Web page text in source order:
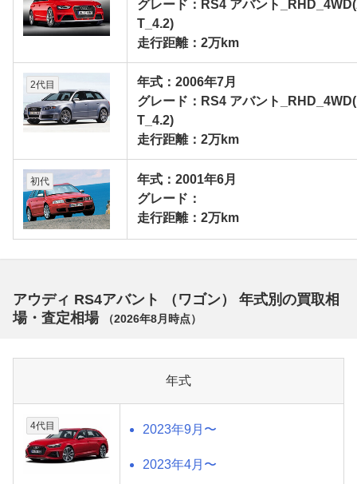
グレード：RS4 アバント
T_4.2)
走行距離：2万km
2代目
年式：2006年7月
グレード：RS4 アバント
T_4.2)
走行距離：2万km
初代
年式：2001年6月
グレード：
走行距離：2万km
アウディ RS4アバント （ワゴン） 年式別の買取相
場・査定相場
（2026年8月 時点）
年式
4代目 2023年9月〜
2023年4月〜